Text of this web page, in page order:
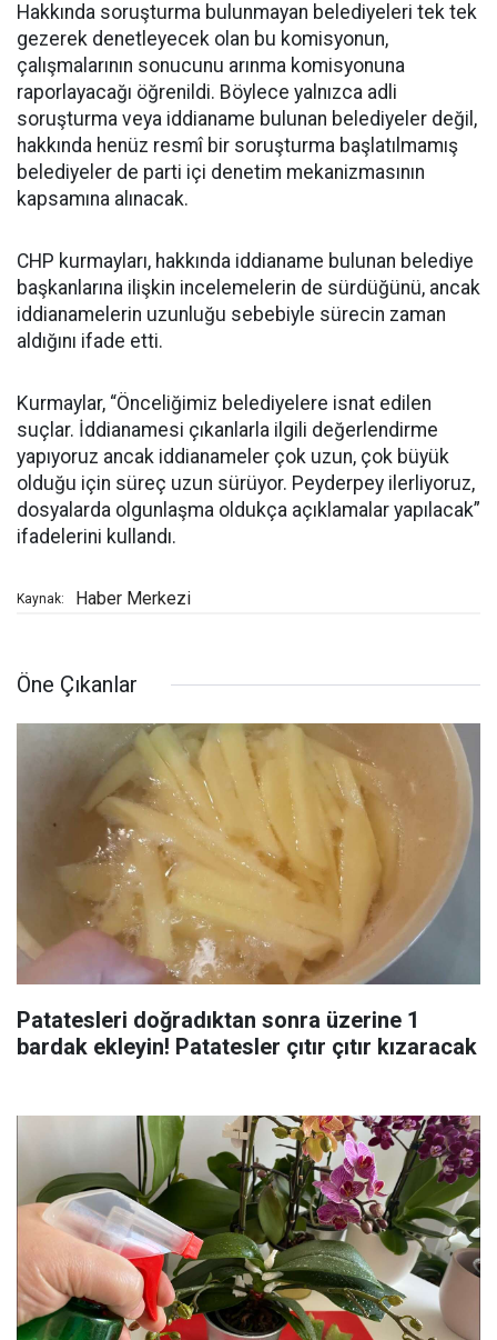
Hakkında soruşturma bulunmayan belediyeleri tek tek
gezerek denetleyecek olan bu komisyonun,
çalışmalarının sonucunu arınma komisyonuna
raporlayacağı öğrenildi. Böylece yalnızca adli
soruşturma veya iddianame bulunan belediyeler değil,
hakkında henüz resmî bir soruşturma başlatılmamış
belediyeler de parti içi denetim mekanizmasının
kapsamına alınacak.
CHP kurmayları, hakkında iddianame bulunan belediye
başkanlarına ilişkin incelemelerin de sürdüğünü, ancak
iddianamelerin uzunluğu sebebiyle sürecin zaman
aldığını ifade etti.
Kurmaylar, “Önceliğimiz belediyelere isnat edilen
suçlar. İddianamesi çıkanlarla ilgili değerlendirme
yapıyoruz ancak iddianameler çok uzun, çok büyük
olduğu için süreç uzun sürüyor. Peyderpey ilerliyoruz,
dosyalarda olgunlaşma oldukça açıklamalar yapılacak”
ifadelerini kullandı.
Kaynak: Haber Merkezi
Öne Çıkanlar
Patatesleri doğradıktan sonra üzerine 1
bardak ekleyin! Patatesler çıtır çıtır kızaracak